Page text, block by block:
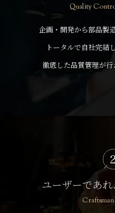
Quality
企画・開発から部品製
トータルで自社完結
徹底した品質管理が行
ユーザーであれ